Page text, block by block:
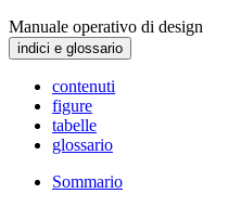
Manuale operativo di design
indici e glossario
contenuti
figure
tabelle
glossario
Sommario